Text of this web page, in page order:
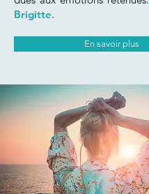
Brigitte.
En savoir plus